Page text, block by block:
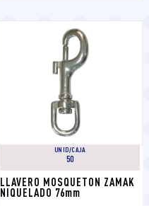
UNID/CAJA
50
LLAVERO MOSQUETON ZAMAK
NIQUELADO 76mm